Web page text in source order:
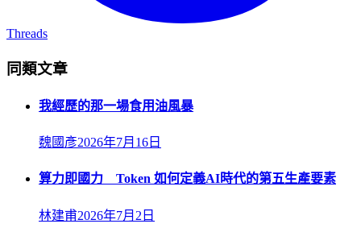
Threads
同類文章
我經歷的那一場食用油風暴
魏國彥2026年7月16日
算力即國力 Token 如何定義AI時代的第五生產要素
林建甫2026年7月2日